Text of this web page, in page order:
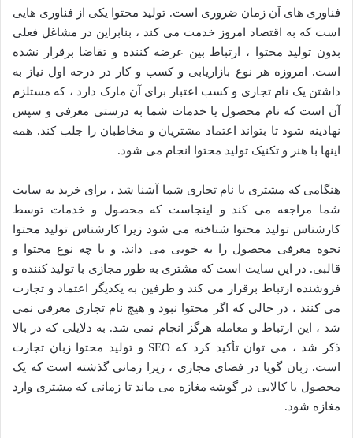
فناوری های آن زمان ضروری است. تولید محتوا یکی از فناوری هایی
است که به اقتصاد امروز خدمت می کند ، بنابراین در مشاغل فعلی
بدون تولید محتوا ، ارتباط بین عرضه کننده و تقاضا برقرار نشده
است. امروزه هر نوع بازاریابی و کسب و کار در درجه اول نیاز به
داشتن یک نام تجاری و کسب اعتبار برای آن مارک دارد ، که مستلزم
آن است که نام محصول یا خدمات شما به درستی معرفی و سپس
نهادینه شود تا بتواند اعتماد مشتریان و مخاطبان را جلب کند. همه
اینها با هنر و تکنیک تولید محتوا انجام می شود.
هنگامی که مشتری با نام تجاری شما آشنا شد ، برای خرید به سایت
شما مراجعه می کند و اینجاست که محصول و خدمات توسط
کارشناس تولید محتوا شناخته می شود زیرا کارشناس تولید محتوا
نحوه معرفی محصول را به خوبی می داند. و با چه نوع محتوا و
قالبی. در این سایت است که مشتری به طور مجازی با تولید کننده و
فروشنده ارتباط برقرار می کند و طرفین به یکدیگر اعتماد و تجارت
می کنند ، در حالی که اگر محتوا نبود و هیچ نام تجاری معرفی نمی
شد ، این ارتباط و معامله هرگز انجام نمی شد. به دلایلی که در بالا
ذکر شد ، می توان تأکید کرد که SEO و تولید محتوا زبان تجارت
است. زبان گویا در فضای مجازی ، زیرا زمانی گذشته است که یک
محصول یا کالایی در گوشه مغازه می ماند تا زمانی که مشتری وارد
مغازه شود.